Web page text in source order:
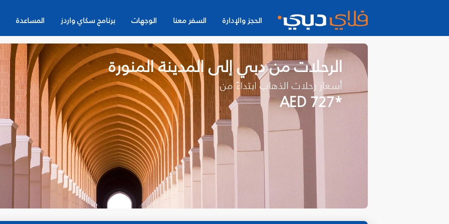
الحجز والإدارة السفر معنا الوجهات برنامج سكاي واردز المساعدة
الرحلات من دبي إلى المدينة المنورة
أسعار رحلات الذهاب ابتداءً من
*AED 727